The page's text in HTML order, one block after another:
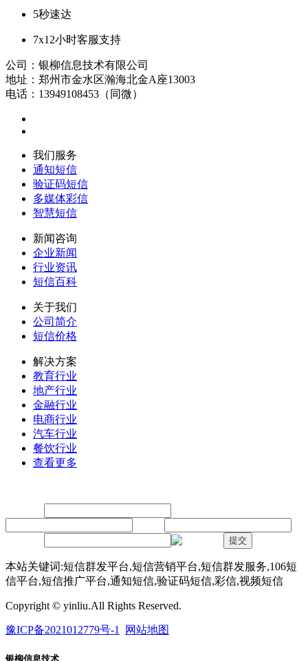
5秒速达
7x12小时客服支持
公司：银柳信息技术有限公司
地址：郑州市金水区瀚海北金A座13003
电话：13949108453（同微）
我们服务
通知短信
验证码短信
多媒体彩信
智慧短信
新闻咨询
企业新闻
行业资讯
短信百科
关于我们
公司简介
短信价格
解决方案
教育行业
地产行业
金融行业
电商行业
汽车行业
餐饮行业
查看更多
提交
本站关键词:短信群发平台,短信营销平台,短信群发服务,106短
信平台,短信推广平台,通知短信,验证码短信,彩信,视频短信
Copyright © yinliu.All Rights Reserved.
豫ICP备2021012779号-1 网站地图
银柳信息技术